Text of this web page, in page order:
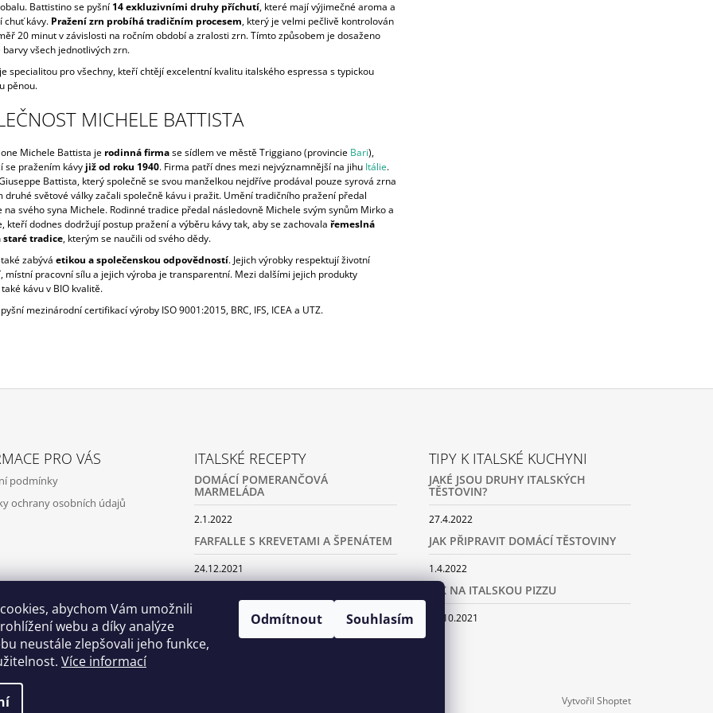
abychom Vám umožnili
webu a díky analýze
neustále zlepšovali jeho funkce,
Více informací
Odmítnout Souhlasím
Battistino se pyšní 14 exkluzivními druhy příchutí, které mají výjimečné aroma a
chuť kávy. Pražení zrn probíhá tradičním procesem, který je velmi pečlivě kontrolován
20 minut v závislosti na ročním období a zralosti zrn. Tímto způsobem je dosaženo
barvy všech jednotlivých zrn.
specialitou pro všechny, kteří chtějí excelentní kvalitu italského espressa s typickou
pěnou.
MICHELE BATTISTA
Michele Battista je rodinná firmase sídlem ve městě Triggiano (provincie Bari),
se pražením kávyjiž od roku 1940. Firma patří dnes mezi nejvýznamnější na jihu Itálie.
Battista, který společně se svou manželkou nejdříve prodával pouze syrová zrna
druhé světové války začali společně kávu i pražit. Umění tradičního pražení předal
na svého syna Michele. Rodinné tradice předal následovně Michele svým synům Mirko a
kteří dodnes dodržují postup pražení a výběru kávy tak, aby se zachovala řemeslná
staré tradice, kterým se naučili od svého dědy.
zabývá etikou a společenskou odpovědností. Jejich výrobky respektují životní
místní pracovní sílu a jejich výroba je transparentní. Mezi dalšími jejich produkty
kávu v BIO kvalitě.
mezinárodní certifikací výroby ISO 9001:2015, BRC, IFS, ICEA a UTZ.
PRO VÁS
podmínky
ochrany osobních údajů
ITALSKÉ RECEPTY
DOMÁCÍ POMERANČOVÁ
MARMELÁDA
2.1.2022
FARFALLE S KREVETAMI A ŠPENÁTEM
24.12.2021
HOUBAMI
TIPY K ITALSKÉ KUCHYNI
JAKÉ JSOU DRUHY ITALSKÝCH
TĚSTOVIN?
27.4.2022
JAK PŘIPRAVIT DOMÁCÍ TĚSTOVINY
1.4.2022
JAK NA ITALSKOU PIZZU
22.10.2021
Vytvořil Shoptet